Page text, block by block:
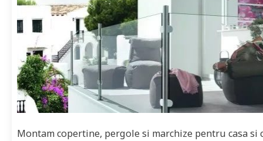
Montam copertine, pergole si marchize pentru casa si